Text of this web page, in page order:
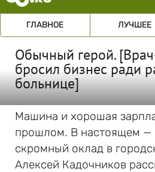
ГЛАВНОЕ ЛУЧШЕЕ
Обычный герой.
бросил бизнес ради
больнице]
Машина и хорошая
прошлом. В настоящем —
скромный оклад в
Алексей Кадочников